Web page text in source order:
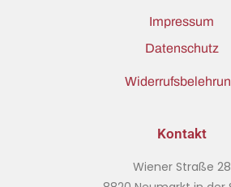
Impressum
Datenschutz
Kontakt
Wiener Straße 28